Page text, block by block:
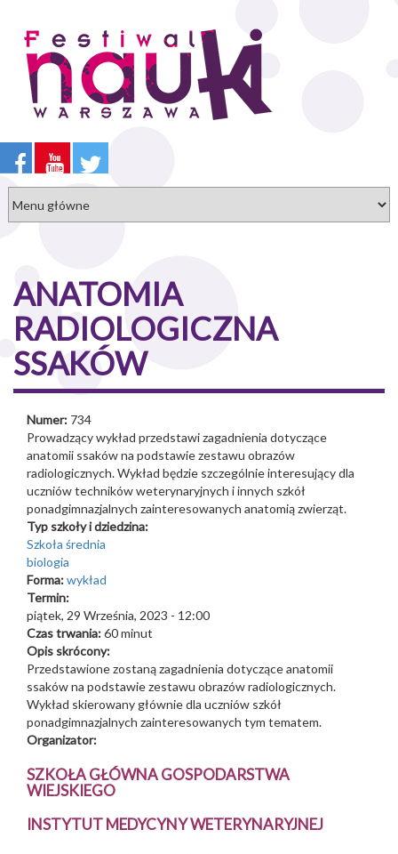
treści
ANATOMIA
RADIOLOGICZNA
SSAKÓW
Numer: 734
Prowadzący wykład przedstawi zagadnienia dotyczące
anatomii ssaków na podstawie zestawu obrazów
radiologicznych. Wykład będzie szczególnie interesujący dla
uczniów techników weterynaryjnych i innych szkół
ponadgimnazjalnych zainteresowanych anatomią zwierząt.
Typ szkoły i dziedzina:
Szkoła średnia
biologia
Forma:wykład
Termin:
piątek, 29 Września, 2023 - 12:00
Czas trwania:60 minut
Opis skrócony:
Przedstawione zostaną zagadnienia dotyczące anatomii
ssaków na podstawie zestawu obrazów radiologicznych.
Wykład skierowany głównie dla uczniów szkół
ponadgimnazjalnych zainteresowanych tym tematem.
Organizator:
SZKOŁA GŁÓWNA GOSPODARSTWA
WIEJSKIEGO
INSTYTUT MEDYCYNY WETERYNARYJNEJ